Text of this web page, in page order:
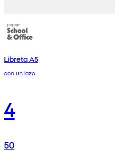
Libreta A5
con un lazo
4
50